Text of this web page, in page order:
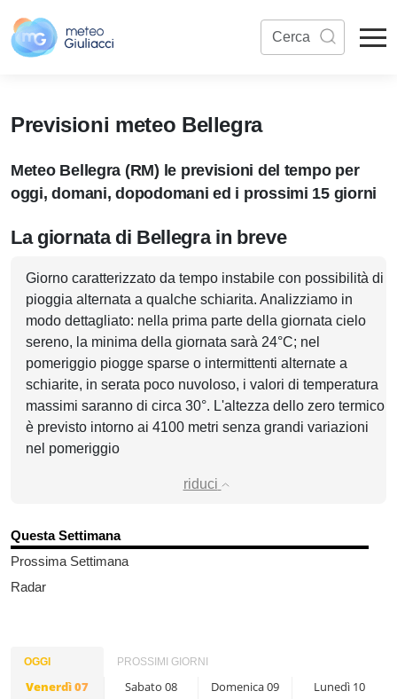
Previsioni meteo Bellegra
Meteo Bellegra (RM) le previsioni del tempo per
oggi, domani, dopodomani ed i prossimi 15 giorni
La giornata di Bellegra in breve
Giorno caratterizzato da tempo instabile con possibilità di
pioggia alternata a qualche schiarita. Analizziamo in
modo dettagliato: nella prima parte della giornata cielo
sereno, la minima della giornata sarà 24°C; nel
pomeriggio piogge sparse o intermittenti alternate a
schiarite, in serata poco nuvoloso, i valori di temperatura
massimi saranno di circa 30°. L'altezza dello zero termico
è previsto intorno ai 4100 metri senza grandi variazioni
nel pomeriggio
riduci
Questa Settimana
Prossima Settimana
Radar
OGGI PROSSIMI GIORNI
Venerdì 07 Sabato 08 Domenica 09 Lunedì 10